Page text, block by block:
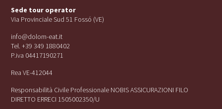
Sede tour operator
Via Provinciale Sud 51 Fossó (VE)
info@dolom-eat.it
Tel. +39 349 1880402
P.iva 04417190271
Rea VE-412044
Responsabilità Civile Professionale NOBIS ASSICURAZIONI FILO
DIRETTO ERRECI 1505002350/U